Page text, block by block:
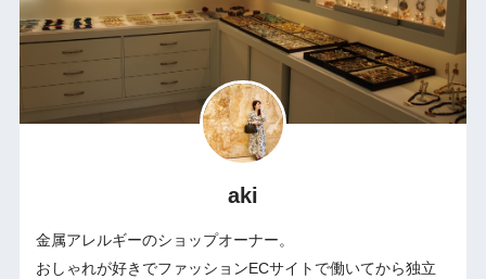
aki
金属アレルギーのショップオーナー。
おしゃれが好きでファッションECサイトで働いてから独立